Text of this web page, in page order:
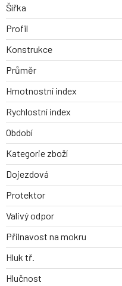
Šířka
Profil
Konstrukce
Průměr
Hmotnostní index
Rychlostní index
Období
Kategorie zboží
Dojezdová
Protektor
Valivý odpor
Přilnavost na mokru
Hluk tř.
Hlučnost